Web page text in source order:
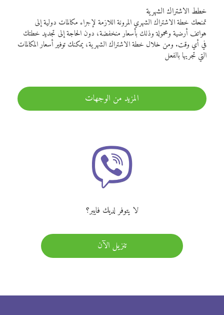
خطط الاشتراك الشهرية
تمنحك خطة الاشتراك الشهري المرونة اللازمة لإجراء مكالمات دولية إلى
هواتف أرضية ومحمولة وذلك بأسعار منخفضة، دون الحاجة إلى تجديد خطتك
في أي وقت. ومن خلال خطة الاشتراك الشهرية، يمكنك توفير أسعار المكالمات
التي تجريها بالفعل
المزيد من الوجهات
لا يتوفر لديك فايبر؟
تنزيل الآن